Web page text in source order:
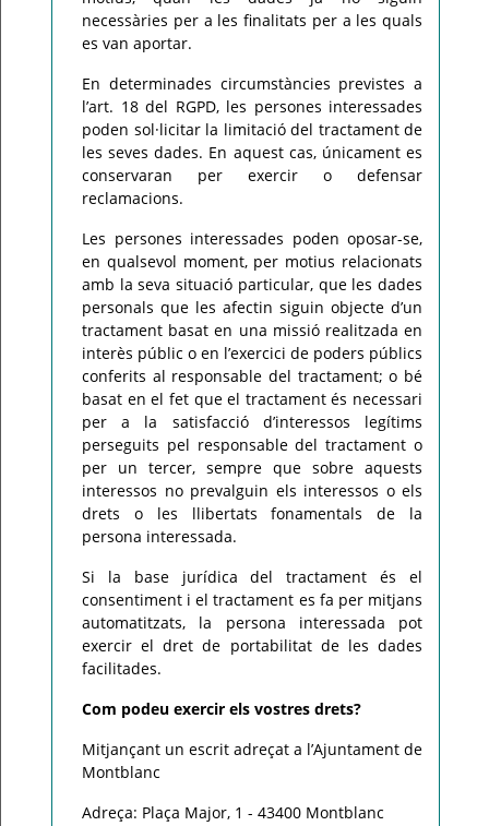
necessàries per a les finalitats per a les quals
es van aportar.
En determinades circumstàncies previstes a
l’art. 18 del RGPD, les persones interessades
poden sol·licitar la limitació del tractament de
les seves dades. En aquest cas, únicament es
conservaran per exercir o defensar
reclamacions.
Les persones interessades poden oposar-se,
en qualsevol moment, per motius relacionats
amb la seva situació particular, que les dades
personals que les afectin siguin objecte d’un
tractament basat en una missió realitzada en
interès públic o en l’exercici de poders públics
conferits al responsable del tractament; o bé
basat en el fet que el tractament és necessari
per a la satisfacció d’interessos legítims
perseguits pel responsable del tractament o
per un tercer, sempre que sobre aquests
interessos no prevalguin els interessos o els
drets o les llibertats fonamentals de la
persona interessada.
Si la base jurídica del tractament és el
consentiment i el tractament es fa per mitjans
automatitzats, la persona interessada pot
exercir el dret de portabilitat de les dades
facilitades.
Com podeu exercir els vostres drets?
Mitjançant un escrit adreçat a l’Ajuntament de
Montblanc
Adreça: Plaça Major, 1 - 43400 Montblanc